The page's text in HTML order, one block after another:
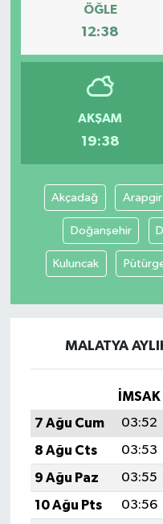
ÖĞLE
12:38
AKŞAM
19:38
Akçadağ Arapgir
Doğanşehir
Kuluncak
MALATYA
İMSAK
7 Ağu Cum
03:52
8 Ağu Cts
03:53
9 Ağu Paz
03:55
10 Ağu Pts
03:56
Gömeç
Havran
İvrindi
KENT GÜNDEMİ
Kepsut
MANŞET
Manyas
OLAY
OTOMOTİV